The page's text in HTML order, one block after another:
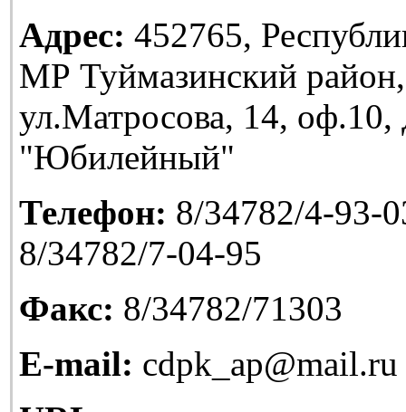
Адрес: 452765,
МР Туймазинский
ул.Матросова, 14,
"Юбилейный"
Телефон: 8/34782/4-93-
8/34782/7-04-95
Факс: 8/34782/71303
E-mail: cdpk_ap@mail.ru